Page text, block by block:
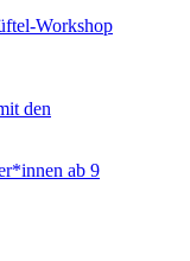
Workshop
den
ab 9